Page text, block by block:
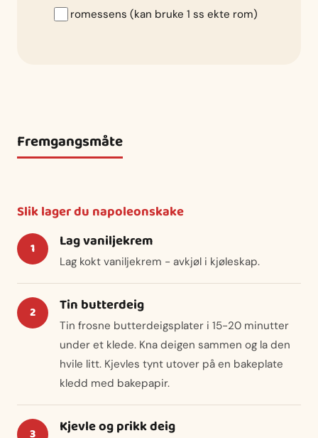
romessens (kan bruke 1 ss ekte rom)
Fremgangsmåte
Slik lager du napoleonskake
Lag vaniljekrem
Lag kokt vaniljekrem - avkjøl i kjøleskap.
Tin butterdeig
Tin frosne butterdeigsplater i 15-20 minutter
under et klede. Kna deigen sammen og la den
hvile litt. Kjevles tynt utover på en bakeplate
kledd med bakepapir.
Kjevle og prikk deig